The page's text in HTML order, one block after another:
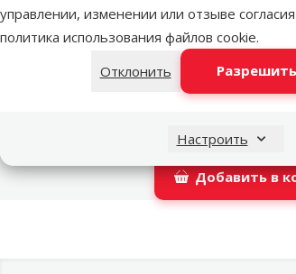
управлении, изменении или отзыве
политика использования файлов cookie.
Отклонить
Настроить
LATVIJAS PASTS почтовое
Добавить в